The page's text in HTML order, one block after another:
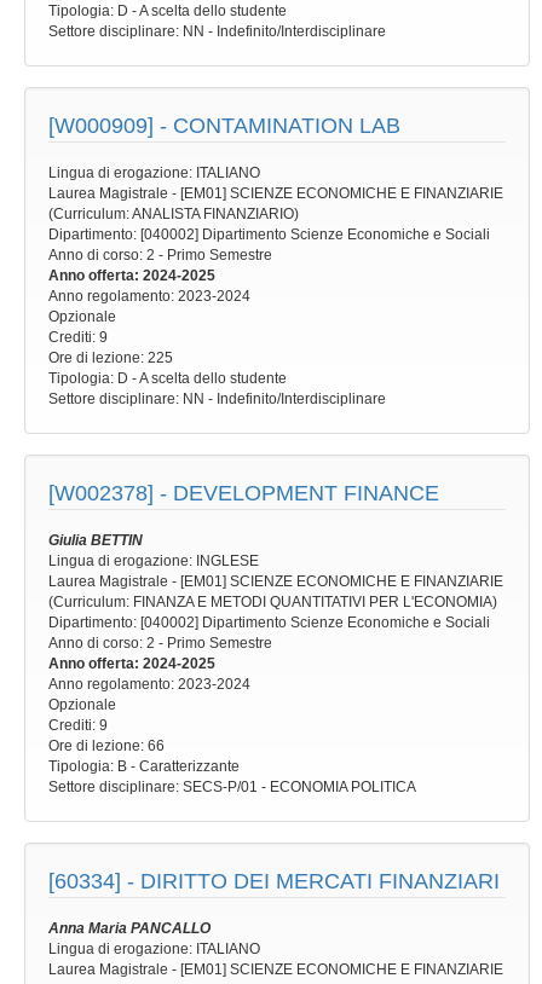
Tipologia: D - A scelta dello studente
Settore disciplinare: NN - Indefinito/Interdisciplinare
[W000909] - CONTAMINATION LAB
Lingua di erogazione: ITALIANO
Laurea Magistrale - [EM01] SCIENZE ECONOMICHE E FINANZIARIE
(Curriculum: ANALISTA FINANZIARIO)
Dipartimento: [040002] Dipartimento Scienze Economiche e Sociali
Anno di corso: 2 - Primo Semestre
Anno offerta: 2024-2025
Anno regolamento: 2023-2024
Opzionale
Crediti: 9
Ore di lezione: 225
Tipologia: D - A scelta dello studente
Settore disciplinare: NN - Indefinito/Interdisciplinare
[W002378] - DEVELOPMENT FINANCE
Giulia BETTIN
Lingua di erogazione: INGLESE
Laurea Magistrale - [EM01] SCIENZE ECONOMICHE E FINANZIARIE
(Curriculum: FINANZA E METODI QUANTITATIVI PER L'ECONOMIA)
Dipartimento: [040002] Dipartimento Scienze Economiche e Sociali
Anno di corso: 2 - Primo Semestre
Anno offerta: 2024-2025
Anno regolamento: 2023-2024
Opzionale
Crediti: 9
Ore di lezione: 66
Tipologia: B - Caratterizzante
Settore disciplinare: SECS-P/01 - ECONOMIA POLITICA
[60334] - DIRITTO DEI MERCATI FINANZIARI
Anna Maria PANCALLO
Lingua di erogazione: ITALIANO
Laurea Magistrale - [EM01] SCIENZE ECONOMICHE E FINANZIARIE